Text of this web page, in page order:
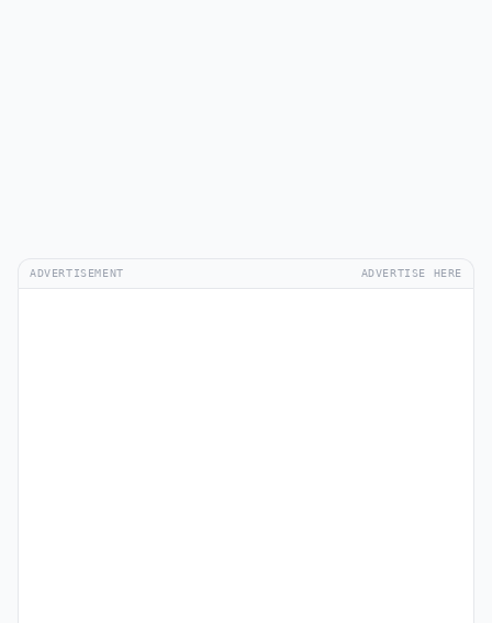
ADVERTISEMENT ADVERTISE HERE